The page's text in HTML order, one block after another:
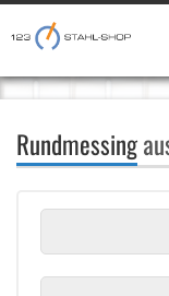
Rundmessing